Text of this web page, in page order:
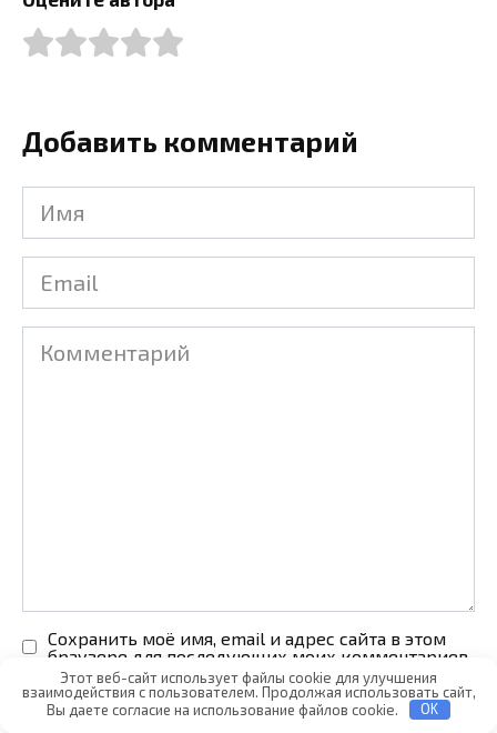
Добавить комментарий
Имя
Email
Комментарий
Сохранить моё имя, email и адрес сайта в этом
браузере для последующих моих комментариев.
Этот веб-сайт использует файлы cookie для улучшения
взаимодействия с пользователем. Продолжая использовать сайт,
Вы даете согласие на использование файлов cookie.
OK